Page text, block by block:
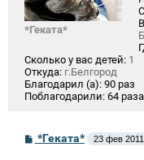
*Геката*
Сколько у вас детей: 1
Откуда: г.Белгород
Благодарил (а): 90 раз
Поблагодарили: 64 раза
С*Геката* 23 фев